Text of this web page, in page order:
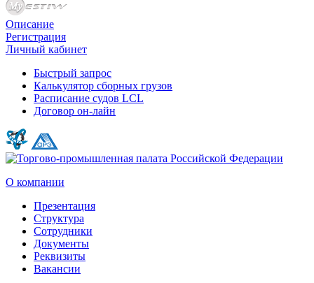
Описание
Регистрация
Личный кабинет
Быстрый запрос
Калькулятор сборных грузов
Расписание судов LCL
Договор он-лайн
О компании
Презентация
Структура
Сотрудники
Документы
Реквизиты
Вакансии